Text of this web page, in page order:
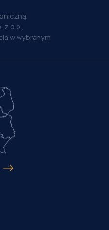
o.o.,
w wybranym